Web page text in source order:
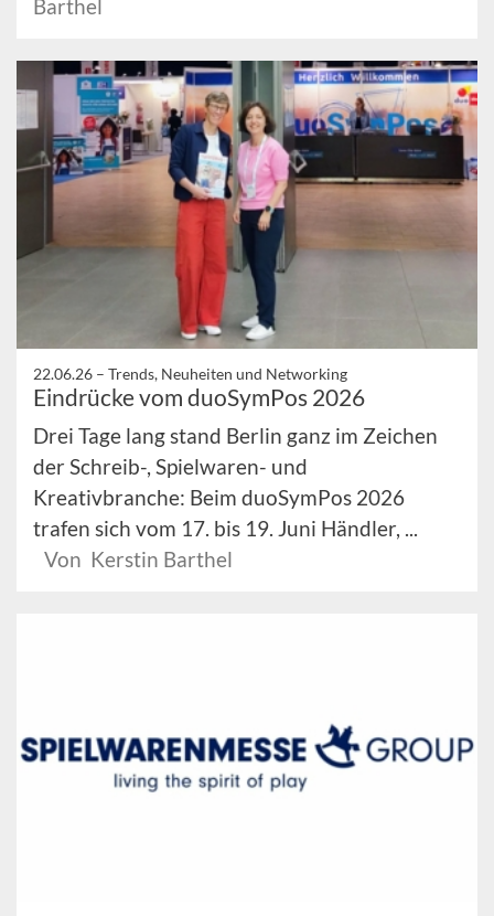
Barthel
22.06.26 – Trends, Neuheiten und Networking
Eindrücke vom duoSymPos 2026
Drei Tage lang stand Berlin ganz im Zeichen
der Schreib-, Spielwaren- und
Kreativbranche: Beim duoSymPos 2026
trafen sich vom 17. bis 19. Juni Händler, ...
Von Kerstin Barthel